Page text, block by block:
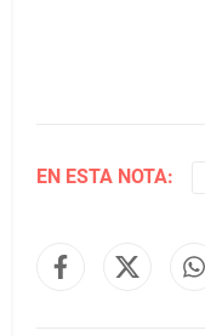
EN ESTA NOTA: